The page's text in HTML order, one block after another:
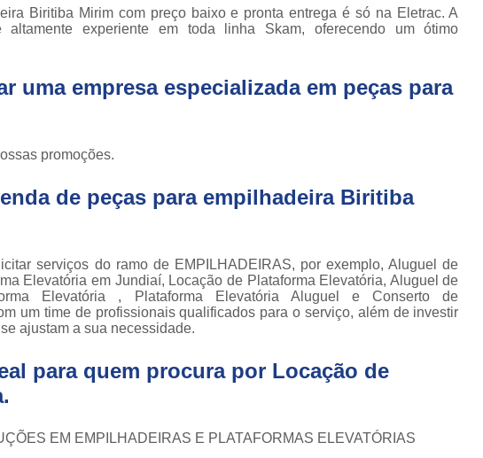
Locação de
empilhadeiras
Manutenção de
Paleteiras
manuais
Peças para
empilhadeira
empilhadeira still
Peças para
empilhadeiras
Venda de
Locação de Plataforma Tesoura
Plataforma Tesoura Aluguel
Assistência
Assistência
Assistência
Assistência
Assistência
Assistência Técnica
Assistência
Conserto de Empilhadeira a Gás
Conserto de Empilhadeira
Biritiba Mirim com preço baixo e pronta entrega é só na Eletrac. A
altamente experiente em toda linha Skam, oferecendo um ótimo
uma empresa especializada em peças para
promoções.
de peças para empilhadeira Biritiba
serviços do ramo de EMPILHADEIRAS, por exemplo, Aluguel de
Elevatória em Jundiaí, Locação de Plataforma Elevatória, Aluguel de
Elevatória , Plataforma Elevatória Aluguel e Conserto de
um time de profissionais qualificados para o serviço, além de investir
ajustam a sua necessidade.
para quem procura por Locação de
.
EM EMPILHADEIRAS E PLATAFORMAS ELEVATÓRIAS